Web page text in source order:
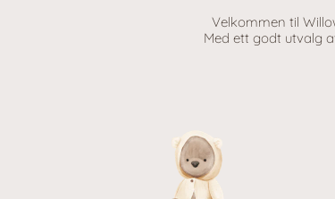
Velkommen til
Med ett godt utvalg